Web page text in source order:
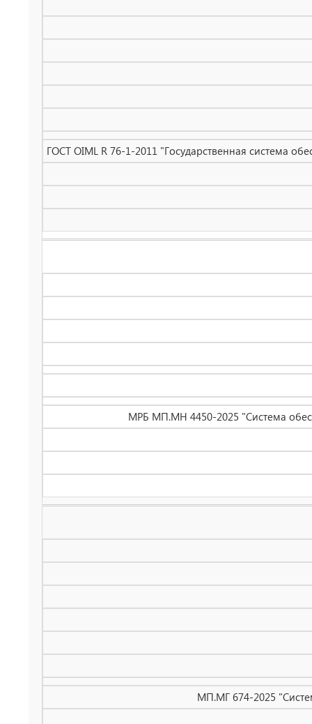
ГОСТ OIML R 76-1-2011 "Государственная система
МРБ МП.МН 4450-2025 "Система
МП.МГ 674-2025